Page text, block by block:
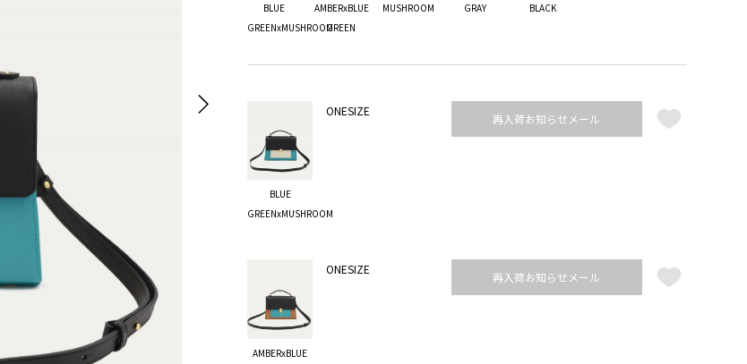
BLUE
GREENxMUSHROOM
AMBERxBLUE
GREEN
MUSHROOM GRAY BLACK
BLUE
GREENxMUSHROOM
ONESIZE
再入荷お知らせメール
AMBERxBLUE
ONESIZE
再入荷お知らせメール